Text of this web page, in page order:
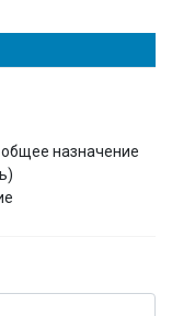
общее назначение